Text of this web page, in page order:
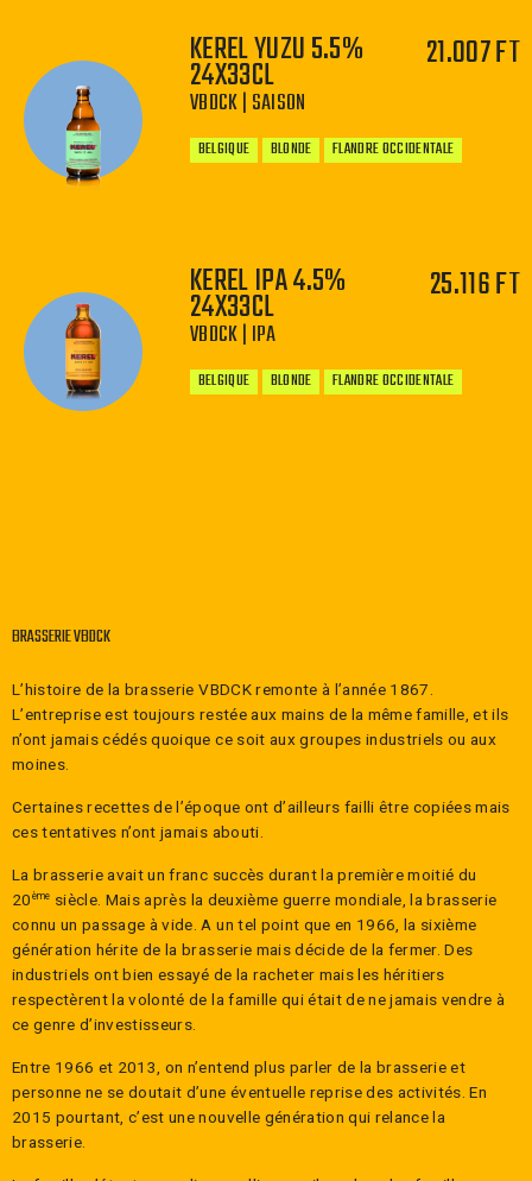
−
KEREL YUZU 5.5%
24X33CL
VBDCK | SAISON
21.007 FT
BELGIQUE BLONDE FLANDRE OCCIDENTALE
−
KEREL IPA 4.5%
24X33CL
VBDCK | IPA
25.116 FT
BELGIQUE BLONDE FLANDRE OCCIDENTALE
BRASSERIE VBDCK
L’histoire de la brasserie VBDCK remonte à l’année 1867.
L’entreprise est toujours restée aux mains de la même famille, et ils
n’ont jamais cédés quoique ce soit aux groupes industriels ou aux
moines.
Certaines recettes de l’époque ont d’ailleurs failli être copiées mais
ces tentatives n’ont jamais abouti.
La brasserie avait un franc succès durant la première moitié du
20 ème siècle. Mais après la deuxième guerre mondiale, la brasserie
connu un passage à vide. A un tel point que en 1966, la sixième
génération hérite de la brasserie mais décide de la fermer. Des
industriels ont bien essayé de la racheter mais les héritiers
respectèrent la volonté de la famille qui était de ne jamais vendre à
ce genre d’investisseurs.
Entre 1966 et 2013, on n’entend plus parler de la brasserie et
personne ne se doutait d’une éventuelle reprise des activités. En
2015 pourtant, c’est une nouvelle génération qui relance la
brasserie.